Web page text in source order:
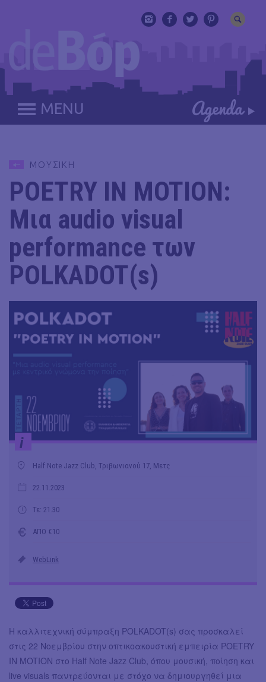
MENU
ΜΟΥΣΙΚΗ
POETRY IN MOTION:
Μια audio visual
performance των
POLKADOT(s)
i
Half Note Jazz Club, Τριβωνιανού 17, Μετς
22.11.2023
Τε: 21.30
ΑΠΟ €10
WebLink
Η καλλιτεχνική σύμπραξη POLKADOT(s) σας προσκαλεί
στις 22 Νοεμβρίου στην οπτικοακουστική εμπειρία POETRY
IN MOTION στο Half Note Jazz Club, όπου μουσική, ποίηση και
live visuals παντρεύονται με στόχο να δημιουργηθεί μια